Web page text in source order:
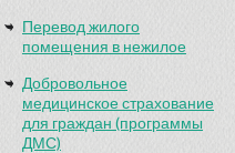
Перевод жилого
помещения в нежилое
Добровольное
медицинское страхование
для граждан (программы
ДМС)